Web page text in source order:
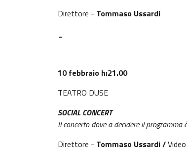
Direttore - Tommaso Ussardi
10 febbraio h:21.00
TEATRO DUSE
SOCIAL CONCERT
Il concerto dove a decidere il programma
Direttore - Tommaso Ussardi /